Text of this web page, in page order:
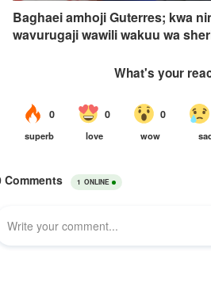
Baghaei amhoji Guterres; kwa
wavurugaji wawili wakuu wa